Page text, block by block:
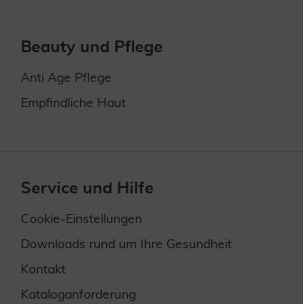
Beauty und Pflege
Anti Age Pflege
Empfindliche Haut
Service und Hilfe
Cookie-Einstellungen
Downloads rund um Ihre Gesundheit
Kontakt
Kataloganforderung